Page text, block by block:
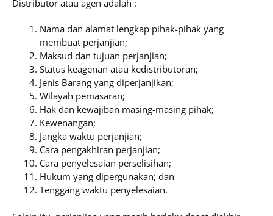
Distributor atau agen adalah :
Nama dan alamat lengkap pihak-pihak yang
membuat perjanjian;
Maksud dan tujuan perjanjian;
Status keagenan atau kedistributoran;
Jenis Barang yang diperjanjikan;
Wilayah pemasaran;
Hak dan kewajiban masing-masing pihak;
Kewenangan;
Jangka waktu perjanjian;
Cara pengakhiran perjanjian;
Cara penyelesaian perselisihan;
Hukum yang dipergunakan; dan
Tenggang waktu penyelesaian.